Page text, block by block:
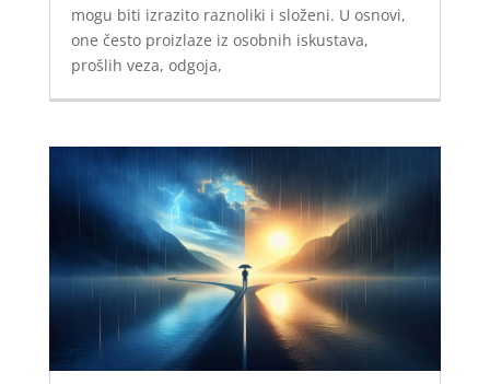
mogu biti izrazito raznoliki i složeni. U osnovi,
one često proizlaze iz osobnih iskustava,
prošlih veza, odgoja,